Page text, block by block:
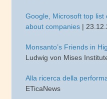
Google, Microsoft top list
about companies |
Monsanto’s Friends in
Ludwig von Mises
Alla ricerca della
ETicaNews